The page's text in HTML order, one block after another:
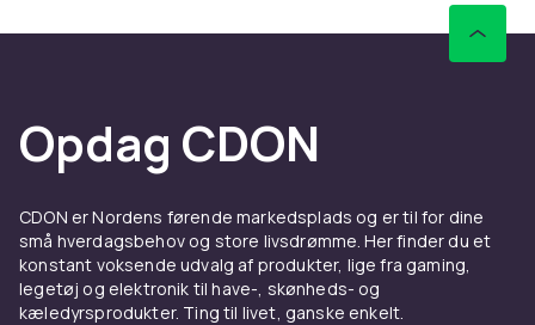
er klassisk.
Materiale
Bomuld giver blødhed og åndbarhed. Økologisk
bomuld er bæredygtigt valg. Bomuld-elastan
giver stretch.
Opdag CDON
CDON er Nordens førende markedsplads og er til for dine
små hverdagsbehov og store livsdrømme. Her finder du et
konstant voksende udvalg af produkter, lige fra gaming,
legetøj og elektronik til have-, skønheds- og
kæledyrsprodukter. Ting til livet, ganske enkelt.